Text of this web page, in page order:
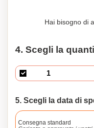
Hai bisogno di
4. Scegli la
5. Scegli la data di
Consegna standard